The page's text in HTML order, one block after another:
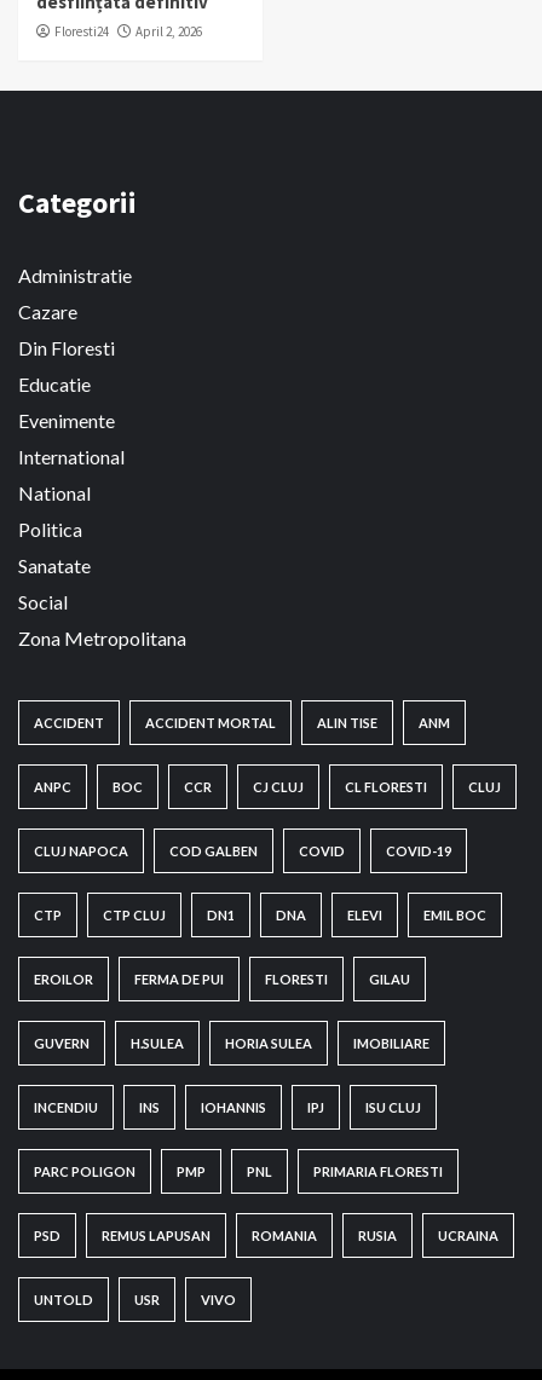
Floresti24 April 2, 2026
Categorii
Administratie
Cazare
Din Floresti
Educatie
Evenimente
International
National
Politica
Sanatate
Social
Zona Metropolitana
ACCIDENT ACCIDENT MORTAL ALIN TISE ANM
ANPC BOC CCR CJ CLUJ CL FLORESTI CLUJ
CLUJ NAPOCA COD GALBEN COVID COVID-19
CTP CTP CLUJ DN1 DNA ELEVI EMIL BOC
EROILOR FERMA DE PUI FLORESTI GILAU
GUVERN H.SULEA HORIA SULEA IMOBILIARE
INCENDIU INS IOHANNIS IPJ ISU CLUJ
PARC POLIGON PMP PNL PRIMARIA FLORESTI
PSD REMUS LAPUSAN ROMANIA RUSIA UCRAINA
UNTOLD USR VIVO